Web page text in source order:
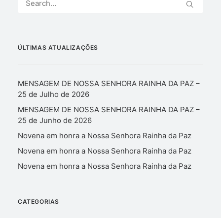
ÚLTIMAS ATUALIZAÇÕES
MENSAGEM DE NOSSA SENHORA RAINHA DA PAZ –
25 de Julho de 2026
MENSAGEM DE NOSSA SENHORA RAINHA DA PAZ –
25 de Junho de 2026
Novena em honra a Nossa Senhora Rainha da Paz
Novena em honra a Nossa Senhora Rainha da Paz
Novena em honra a Nossa Senhora Rainha da Paz
CATEGORIAS